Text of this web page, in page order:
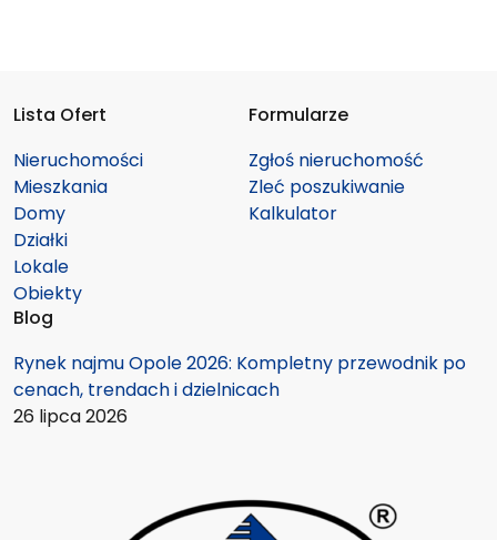
Lista Ofert
Nieruchomości
Mieszkania
Domy
Działki
Lokale
Obiekty
Formularze
Zgłoś nieruchomość
Zleć poszukiwanie
Kalkulator
Blog
Rynek najmu Opole 2026: Kompletny przewodnik po
cenach, trendach i dzielnicach
26 lipca 2026